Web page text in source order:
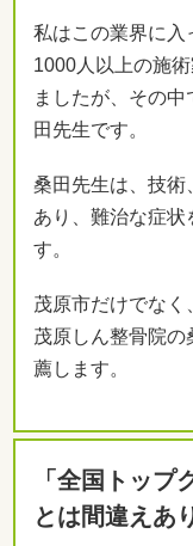
私はこの業界に入
1000人以上の施
ましたが、その
田先生です。
桑田先生は、技術
あり、難治な症
す。
茂原市だけでなく
茂原しん整骨院の
薦します。
「全国トップ
とは間違えあ